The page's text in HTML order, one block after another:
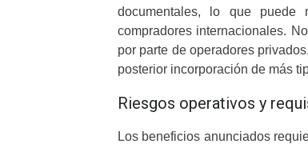
documentales, lo que puede
compradores internacionales.
por parte de operadores
posterior incorporación de más
Riesgos operativos y
Los beneficios anunciados